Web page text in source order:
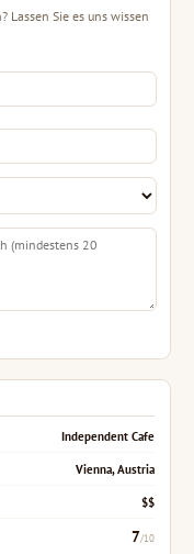
Lassen Sie es uns wissen
Independent Cafe
Vienna, Austria
$$
7/10